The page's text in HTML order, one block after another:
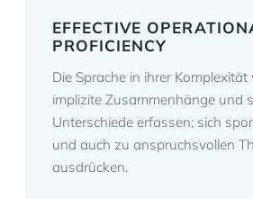
EFFECTIVE
PROFICIENCY
Die Sprache in ihrer Komplexität
implizite Zusammenhänge und
Unterschiede erfassen; sich
und auch zu anspruchsvollen
ausdrücken.